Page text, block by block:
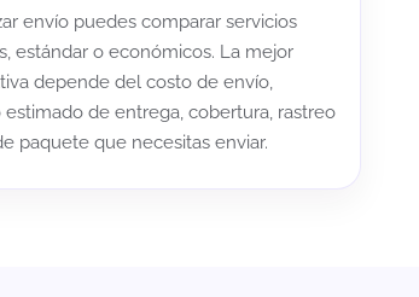
envío puedes comparar servicios
estándar o económicos. La mejor
depende del costo de envío,
de entrega, cobertura, rastreo
paquete que necesitas enviar.